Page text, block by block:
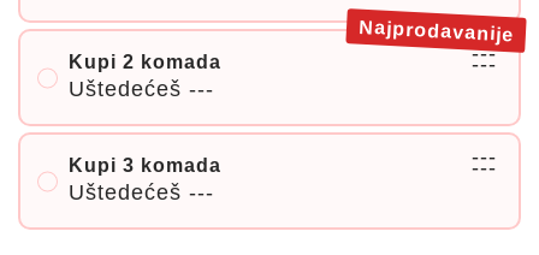
Kupi 2 komada
Uštedećeš ---
---
---
Najprodavanije
Kupi 3 komada
Uštedećeš ---
---
---